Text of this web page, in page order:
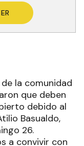
la comunidad
que deben
debido al
Basualdo,
26.
a convivir con